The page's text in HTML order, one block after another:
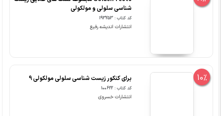
شناسی سلولی و مولکولی
کد کتاب : 193253
انتشارات اندیشه رفیع
10% برای کنکور زیست شناسی سلولی مولکولی 9
کد کتاب : 100622
انتشارات خسروی